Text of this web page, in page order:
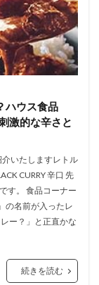
ハウス食品
激的な辛さと
いたしますレトル
CURRY 辛口 先
す。 食品コーナー
の名前が入ったレ
ー？」と正直かな
続きを読む